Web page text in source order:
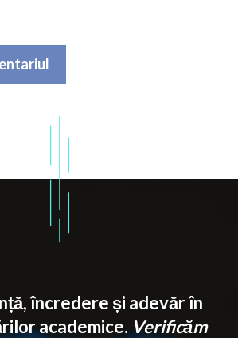
încredere și adevăr în
academice. Verificăm